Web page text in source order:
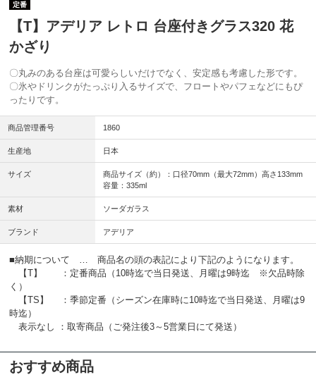
定番
【T】アデリア レトロ 台座付きグラス320 花
かざり
〇丸みのある台座は可愛らしいだけでなく、安定感も考慮した形です。
〇氷やドリンクがたっぷり入るサイズで、フロートやパフェなどにもぴ
ったりです。
商品管理番号 1860
生産地 日本
サイズ
商品サイズ（約）：口径70mm（最大72mm）高さ133mm
容量：335ml
素材 ソーダガラス
ブランド アデリア
■納期について … 商品名の頭の表記により下記のようになります。
【T】 ：定番商品（10時迄で当日発送、月曜は9時迄 ※欠品時除
く）
【TS】 ：季節定番（シーズン在庫時に10時迄で当日発送、月曜は9
時迄）
表示なし ：取寄商品（ご発注後3～5営業日にて発送）
おすすめ商品